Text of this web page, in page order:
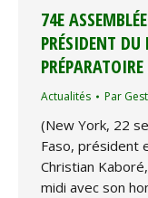
74E
PRÉSIDENT
Actualités Par
(New York, 22
Faso, président
Christian
midi avec son